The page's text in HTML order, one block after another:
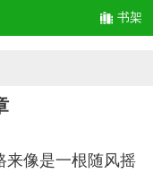
书架
像是一根随风摇